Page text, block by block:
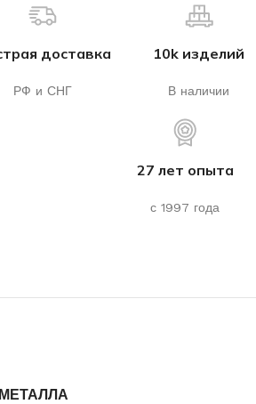
доставка
РФ и СНГ
10k изделий
В наличии
27 лет опыта
с 1997 года